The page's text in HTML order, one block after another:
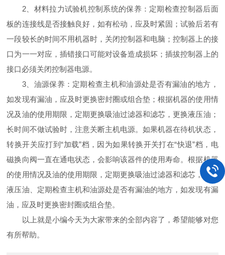
2、材料拉力试验机控制系统的保养：定期检查控制器后面
板的连接线是否接触良好，如有松动，应及时紧固；试验后若有
一段较长的时间不用机器时，关闭控制器和电脑；控制器上的接
口为一一对应，插错接口可能对设备造成损坏；插拔控制器上的
接口必须关闭控制器电源。
3、油源保养：定期检查主机和油源处是否有漏油的地方，
如发现有漏油，应及时更换密封圈或组合垫；根据机器的使用情
况及油的使用期限，定期更换吸油过滤器和滤芯，更换液压油；
长时间不做试验时，注意关断主机电源。如果机器在待机状态，
转换开关应打到“加载”档，因为如果转换开关打在“快退”档，电
磁换向阀一直在通电状态，会影响该器件的使用寿命。根据机器
的使用情况及油的使用期限，定期更换吸油过滤器和滤芯，更换
液压油、定期检查主机和油源处是否有漏油的地方，如发现有漏
油，应及时更换密封圈或组合垫。
以上就是小编今天为大家带来的全部内容了，希望能够对您
有所帮助。